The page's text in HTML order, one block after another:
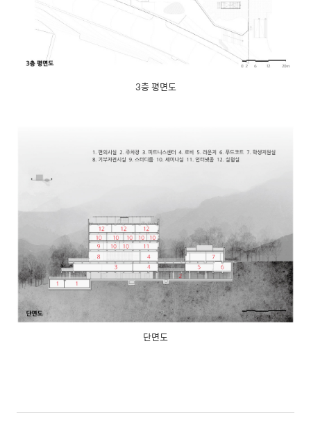
3층 평면도
단면도